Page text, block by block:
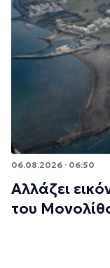
06.08.2026 · 06:50
Αλλάζει
του